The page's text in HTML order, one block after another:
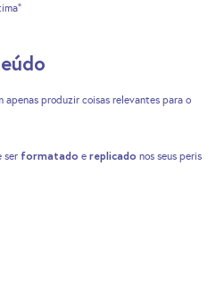
apenas produzir coisas relevantes para o
ser formatado e replicado nos seus peris